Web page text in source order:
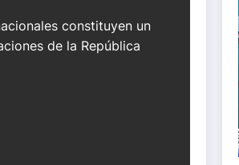
constituyen un
de la República